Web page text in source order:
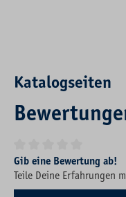
Katalogseiten
Durchschnittliche Bewertung
Gib eine Bewertung ab!
Teile Deine Erfahrungen